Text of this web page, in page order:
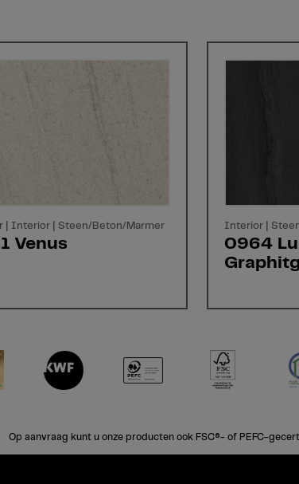
| Interior | Steen/Beton/Marmer
Venus
Interior |
0964
Op aanvraag kunt u onze producten ook FSC®- of PEFC-